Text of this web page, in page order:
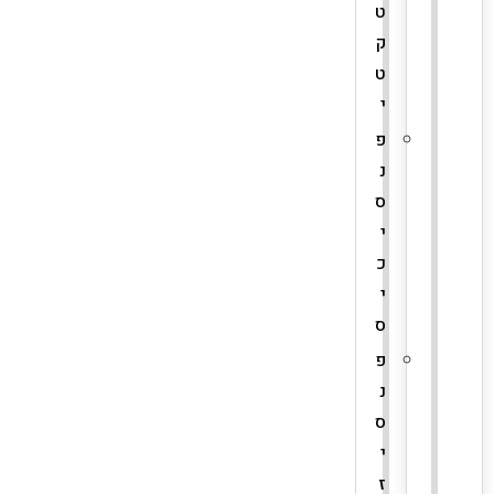
ט
ק
ט
י
פ
נ
ס
י
כ
י
ס
פ
נ
ס
י
ז